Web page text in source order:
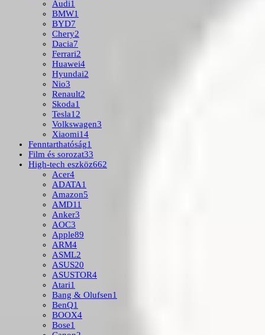
Audi1
BMW1
BYD7
Chery2
Dacia7
Ferrari2
Huawei4
Hyundai2
Nio3
Renault2
Skoda1
Tesla12
Volkswagen3
Xiaomi14
Fenntarthatóság1
Film és sorozat33
High-tech eszköz662
Acer4
ADATA1
Amazon5
AMD11
Anker3
AOC3
Apple89
ARM4
ASML2
ASUS20
ASUSTOR4
Atari1
Bang & Olufsen1
BenQ1
BOOX4
Bose1